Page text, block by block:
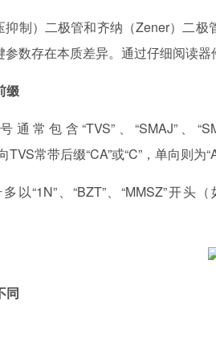
抑制）二极管和齐纳（Zener）二
数存在本质差异。通过仔细阅读
缀
常包含“TVS”、“SMAJ”、
常带后缀“CA”或“C”，单向则为
以“1N”、“BZT”、“MMSZ”开
同